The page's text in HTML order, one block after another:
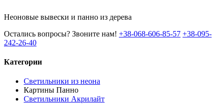
Неоновые вывески и панно из дерева
Остались вопросы? Звоните нам! +38-068-606-85-57 +38-095-
242-26-40
Категории
Светильники из неона
Картины Панно
Светильники Акрилайт